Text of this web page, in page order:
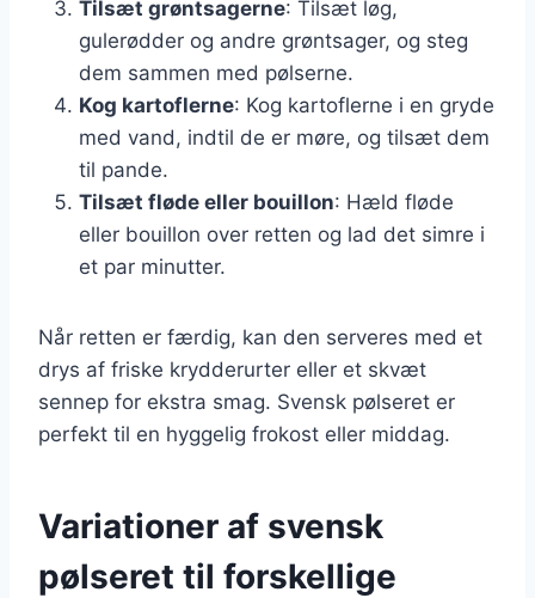
Tilsæt grøntsagerne: Tilsæt løg,
gulerødder og andre grøntsager, og steg
dem sammen med pølserne.
Kog kartoflerne: Kog kartoflerne i en gryde
med vand, indtil de er møre, og tilsæt dem
til pande.
Tilsæt fløde eller bouillon: Hæld fløde
eller bouillon over retten og lad det simre i
et par minutter.
Når retten er færdig, kan den serveres med et
drys af friske krydderurter eller et skvæt
sennep for ekstra smag. Svensk pølseret er
perfekt til en hyggelig frokost eller middag.
Variationer af svensk
pølseret til forskellige